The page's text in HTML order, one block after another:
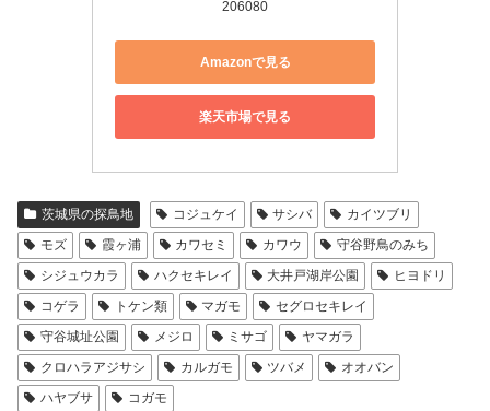
206080
Amazonで見る
楽天市場で見る
茨城県の探鳥地 コジュケイ サシバ
カイツブリ
モズ
霞ヶ浦 カワセミ カワウ
守谷野鳥のみち
シジュウカラ
ハクセキレイ 大井戸湖岸公園
ヒヨドリ
コゲラ
トケン類 マガモ
セグロセキレイ
守谷城址公園
メジロ ミサゴ
ヤマガラ
クロハラアジサシ
カルガモ ツバメ
オオバン
ハヤブサ
コガモ